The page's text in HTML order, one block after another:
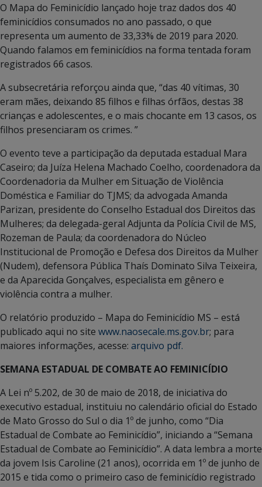
O Mapa do Feminicídio lançado hoje traz dados dos 40
feminicídios consumados no ano passado, o que
representa um aumento de 33,33% de 2019 para 2020.
Quando falamos em feminicídios na forma tentada foram
registrados 66 casos.
A subsecretária reforçou ainda que, “das 40 vítimas, 30
eram mães, deixando 85 filhos e filhas órfãos, destas 38
crianças e adolescentes, e o mais chocante em 13 casos, os
filhos presenciaram os crimes. ”
O evento teve a participação da deputada estadual Mara
Caseiro; da Juíza Helena Machado Coelho, coordenadora da
Coordenadoria da Mulher em Situação de Violência
Doméstica e Familiar do TJMS; da advogada Amanda
Parizan, presidente do Conselho Estadual dos Direitos das
Mulheres; da delegada-geral Adjunta da Polícia Civil de MS,
Rozeman de Paula; da coordenadora do Núcleo
Institucional de Promoção e Defesa dos Direitos da Mulher
(Nudem), defensora Pública Thaís Dominato Silva Teixeira,
e da Aparecida Gonçalves, especialista em gênero e
violência contra a mulher.
O relatório produzido – Mapa do Feminicídio MS – está
publicado aqui no site www.naosecale.ms.gov.br; para
maiores informações, acesse: arquivo pdf.
SEMANA ESTADUAL DE COMBATE AO FEMINICÍDIO
A Lei nº 5.202, de 30 de maio de 2018, de iniciativa do
executivo estadual, instituiu no calendário oficial do Estado
de Mato Grosso do Sul o dia 1º de junho, como “Dia
Estadual de Combate ao Feminicídio”, iniciando a “Semana
Estadual de Combate ao Feminicídio”. A data lembra a morte
da jovem Isis Caroline (21 anos), ocorrida em 1º de junho de
2015 e tida como o primeiro caso de feminicídio registrado